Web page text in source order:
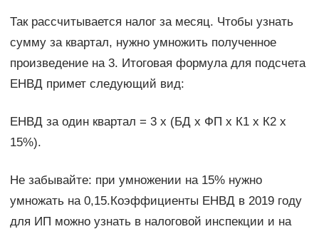
Так рассчитывается налог за месяц. Чтобы узнать
сумму за квартал, нужно умножить полученное
произведение на 3. Итоговая формула для подсчета
ЕНВД примет следующий вид:
ЕНВД за один квартал = 3 х (БД х ФП х К1 х К2 х
15%).
Не забывайте: при умножении на 15% нужно
умножать на 0,15.Коэффициенты ЕНВД в 2019 году
для ИП можно узнать в налоговой инспекции и на